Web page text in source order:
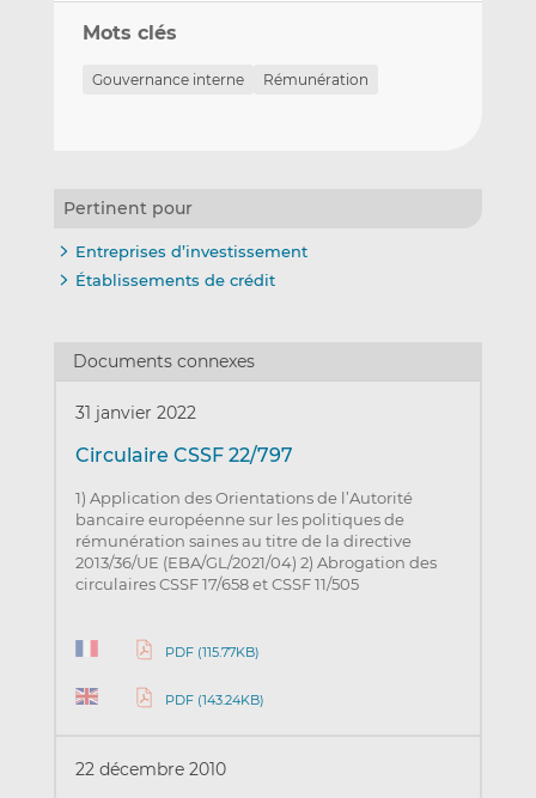
Mots clés
Gouvernance interne Rémunération
Pertinent pour
Entreprises d’investissement
Établissements de crédit
Documents connexes
31 janvier 2022
Circulaire CSSF 22/797
1) Application des Orientations de l’Autorité
bancaire européenne sur les politiques de
rémunération saines au titre de la directive
2013/36/UE (EBA/GL/2021/04) 2) Abrogation des
circulaires CSSF 17/658 et CSSF 11/505
PDF (115.77KB)
PDF (143.24KB)
22 décembre 2010